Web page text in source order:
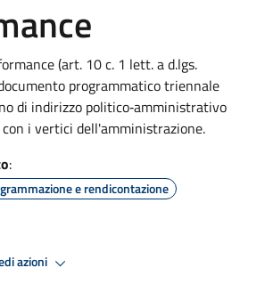
(art. 10 c. 1 lett. a d.lgs.
programmatico triennale
di indirizzo politico‐amministrativo
i vertici dell'amministrazione.
:
e rendicontazione
azioni